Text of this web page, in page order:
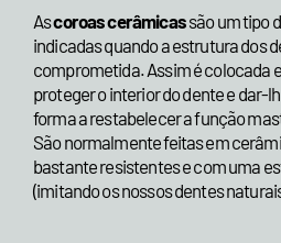
Ascoroas cerâmicassão um tipo
indicadas quando a estrutura dos
comprometida. Assim é colocada
proteger o interior do dente e dar-
forma a restabelecer a função
São normalmente feitas em
bastante resistentes e com uma
(imitando os nossos dentes